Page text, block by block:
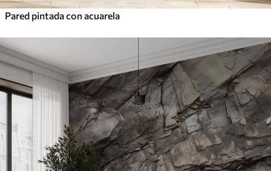
Pared pintada con acuarela